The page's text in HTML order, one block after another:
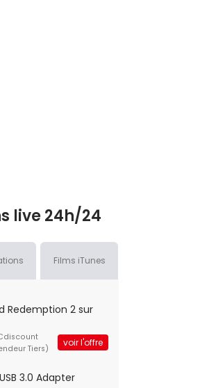
live 24h/24
Films iTunes
Redemption 2 sur
Tiers)
voir l'offre
3.0 Adapter